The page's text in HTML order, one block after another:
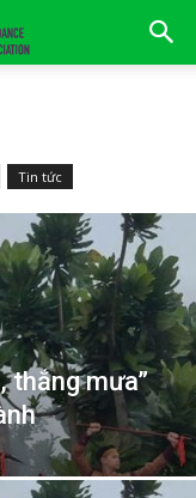
Tin tức
thắng mưa”